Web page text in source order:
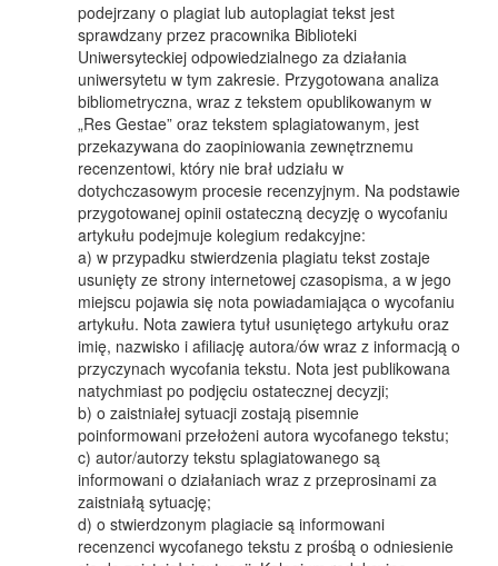
podejrzany o plagiat lub autoplagiat tekst jest
sprawdzany przez pracownika Biblioteki
Uniwersyteckiej odpowiedzialnego za działania
uniwersytetu w tym zakresie. Przygotowana analiza
bibliometryczna, wraz z tekstem opublikowanym w
„Res Gestae” oraz tekstem splagiatowanym, jest
przekazywana do zaopiniowania zewnętrznemu
recenzentowi, który nie brał udziału w
dotychczasowym procesie recenzyjnym. Na podstawie
przygotowanej opinii ostateczną decyzję o wycofaniu
artykułu podejmuje kolegium redakcyjne:
a) w przypadku stwierdzenia plagiatu tekst zostaje
usunięty ze strony internetowej czasopisma, a w jego
miejscu pojawia się nota powiadamiająca o wycofaniu
artykułu. Nota zawiera tytuł usuniętego artykułu oraz
imię, nazwisko i afiliację autora/ów wraz z informacją o
przyczynach wycofania tekstu. Nota jest publikowana
natychmiast po podjęciu ostatecznej decyzji;
b) o zaistniałej sytuacji zostają pisemnie
poinformowani przełożeni autora wycofanego tekstu;
c) autor/autorzy tekstu splagiatowanego są
informowani o działaniach wraz z przeprosinami za
zaistniałą sytuację;
d) o stwierdzonym plagiacie są informowani
recenzenci wycofanego tekstu z prośbą o odniesienie